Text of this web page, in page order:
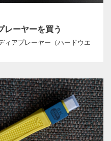
レーヤーを買う
ィアプレーヤー（ハードウエ